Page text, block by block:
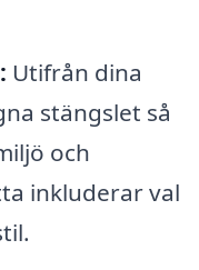
Utifrån dina
stängslet så
och
inkluderar val